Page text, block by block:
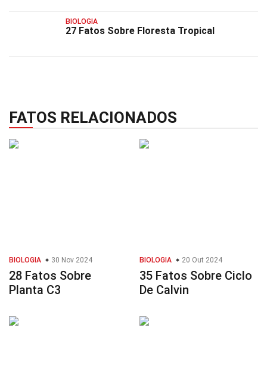
BIOLOGIA
27 Fatos Sobre Floresta Tropical
FATOS RELACIONADOS
BIOLOGIA 30 Nov 2024
28 Fatos Sobre
Planta C3
BIOLOGIA 20 Out 2024
35 Fatos Sobre Ciclo
De Calvin